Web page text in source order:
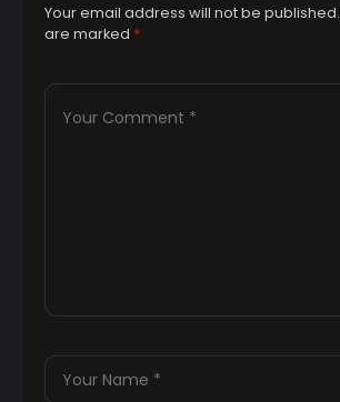
Your email address will not be published.
are marked *